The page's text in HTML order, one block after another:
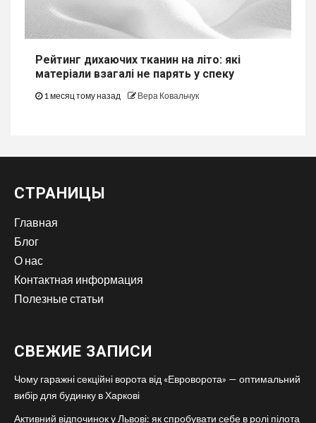
Рейтинг дихаючих тканин на літо: які
матеріали взагалі не парять у спеку
1 месяц тому назад Вера Ковальчук
СТРАНИЦЫ
Главная
Блог
О нас
Контактная информация
Полезные статьи
СВЕЖИЕ ЗАПИСИ
Чому гаражні секційні ворота від «Евроворота» — оптимальний
вибір для будинку в Харкові
Активний відпочинок у Львові: як спробувати себе в ролі пілота